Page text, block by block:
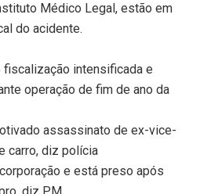
Médico Legal, estão em
do acidente.
intensificada e
operação de fim de ano da
assassinato de ex-vice-
carro, diz polícia
e está preso após